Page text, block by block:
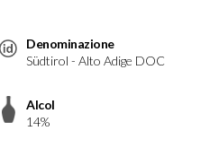
Denominazione
Südtirol - Alto Adige DOC
Alcol
14%